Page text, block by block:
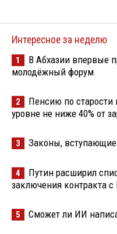
Интересное за неделю
1
В Абхазии впервые
молодёжный форум
2
Пенсию по старости
уровне не ниже 40% от
3 Законы, вступающие
4
Путин расширил
заключения контракта
5 Сможет ли ИИ